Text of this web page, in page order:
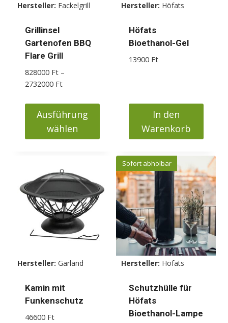
auf
der
Produktseite
Hersteller: Fackelgrill
Grillinsel
Gartenofen BBQ
Flare Grill
828000 Ft –
2732000 FtPreisspanne:
bis
2732000 Ft
Ausführung
wählen
weist
mehrere
Varianten
auf.
Die
Optionen
auf
der
Produktseite
Hersteller: Höfats
Höfats
Bioethanol-Gel
13900 Ft
In den
Warenkorb
Hersteller: Garland
Kamin mit
Funkenschutz
46600 Ft
Sofort abholbar
Hersteller: Höfats
Schutzhülle für
Höfats
Bioethanol-Lampe